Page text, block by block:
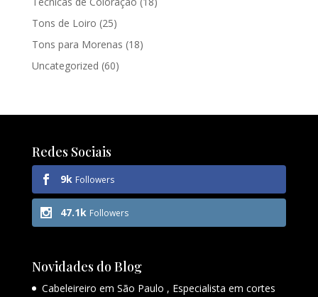
Tons de Loiro (25)
Tons para Morenas (18)
Uncategorized (60)
Redes Sociais
9k Followers
47.1k Followers
Novidades do Blog
Cabeleireiro em São Paulo , Especialista em cortes